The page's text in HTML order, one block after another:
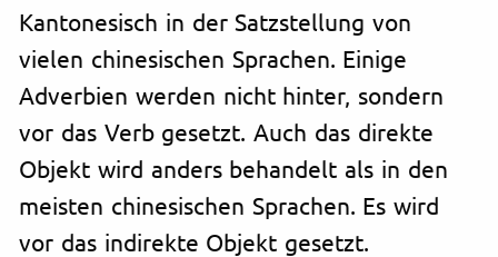
Kantonesisch in der Satzstellung von
vielen chinesischen Sprachen. Einige
Adverbien werden nicht hinter, sondern
vor das Verb gesetzt. Auch das direkte
Objekt wird anders behandelt als in den
meisten chinesischen Sprachen. Es wird
vor das indirekte Objekt gesetzt.